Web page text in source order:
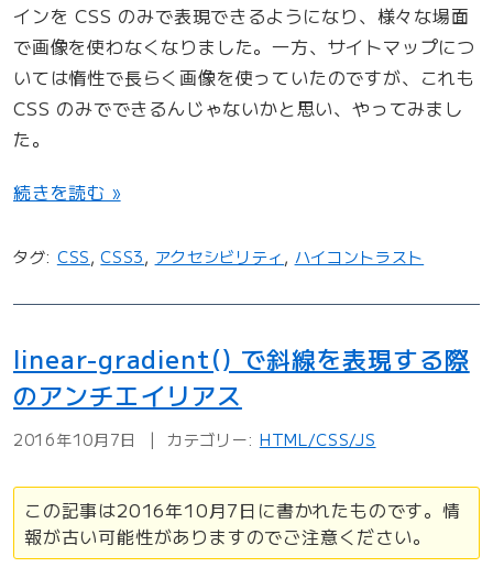
インを CSS のみで表現できるようになり、様々な場面
で画像を使わなくなりました。一方、サイトマップにつ
いては惰性で長らく画像を使っていたのですが、これも
CSS のみでできるんじゃないかと思い、やってみまし
た。
“
イ
ッ
プ
の
ツ
ー
構
造
続きを読む »
タグ: CSS,CSS3, アクセシビリティ , ハイコントラスト
linear-gradient() で斜線を表現する際
のアンチエイリアス
2016年10月7日 カテゴリー: HTML/CSS/JS
この記事は2016年10月7日に書かれたものです。情
報が古い可能性がありますのでご注意ください。